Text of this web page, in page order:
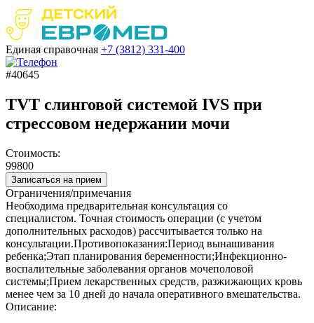
Единая справочная +7 (3812) 331-400
#40645
TVT слинговой системой IVS при
стрессовом недержании мочи
Стоимость:
99800
Записаться на прием
Ограничения/примечания
Необходима предварительная консультация со
специалистом. Точная стоимость операции (с учетом
дополнительных расходов) рассчитывается только на
консультации.Противопоказания:Период вынашивания
ребенка;Этап планирования беременности;Инфекционно-
воспалительные заболевания органов мочеполовой
системы;Прием лекарственных средств, разжижающих кровь
менее чем за 10 дней до начала оперативного вмешательства.
Описание: